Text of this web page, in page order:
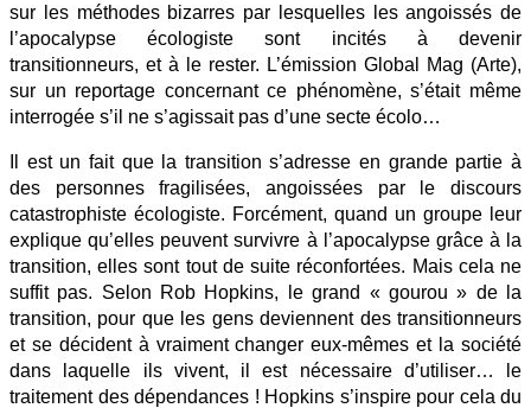
sur les méthodes bizarres par lesquelles les angoissés de
l’apocalypse écologiste sont incités à devenir
transitionneurs, et à le rester. L’émission Global Mag (Arte),
sur un reportage concernant ce phénomène, s’était même
interrogée s’il ne s’agissait pas d’une secte écolo…
Il est un fait que la transition s’adresse en grande partie à
des personnes fragilisées, angoissées par le discours
catastrophiste écologiste. Forcément, quand un groupe leur
explique qu’elles peuvent survivre à l’apocalypse grâce à la
transition, elles sont tout de suite réconfortées. Mais cela ne
suffit pas. Selon Rob Hopkins, le grand « gourou » de la
transition, pour que les gens deviennent des transitionneurs
et se décident à vraiment changer eux-mêmes et la société
dans laquelle ils vivent, il est nécessaire d’utiliser… le
traitement des dépendances ! Hopkins s’inspire pour cela du